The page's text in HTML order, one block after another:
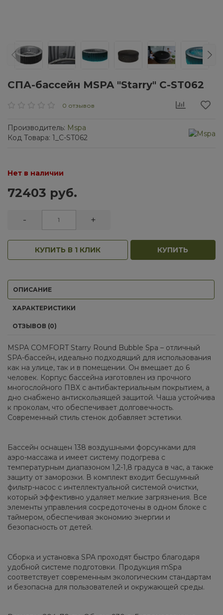
СПА-бассейн MSPA "Starry" C-ST062
0 отзывов
Производитель: Mspa
Код Товара: 1_C-ST062
Нет в наличии
72403 руб.
- +
КУПИТЬ В 1 КЛИК КУПИТЬ
ОПИСАНИЕ
ХАРАКТЕРИСТИКИ
ОТЗЫВОВ (0)
MSPA COMFORT Starry Round Bubble Spa – отличный
SPA-бассейн, идеально подходящий для использования
как на улице, так и в помещении. Он вмещает до 6
человек. Корпус бассейна изготовлен из прочного
многослойного ПВХ с антибактериальным покрытием, а
дно снабжено антискользящей защитой. Чаша устойчива
к проколам, что обеспечивает долговечность.
Современный стиль стенок добавляет эстетики.
Бассейн оснащен 138 воздушными форсунками для
аэро-массажа и имеет систему подогрева с
температурным диапазоном 1,2-1,8 градуса в час, а также
защиту от заморозки. В комплект входит бесшумный
фильтр-насос с интеллектуальной системой очистки,
который эффективно удаляет мелкие загрязнения. Все
элементы управления сосредоточены в одном блоке с
таймером, обеспечивая экономию энергии и
безопасность от детей.
Сборка и установка SPA проходят быстро благодаря
удобной системе подготовки. Продукция mSpa
соответствует современным экологическим стандартам
и безопасна для пользователей и окружающей среды.